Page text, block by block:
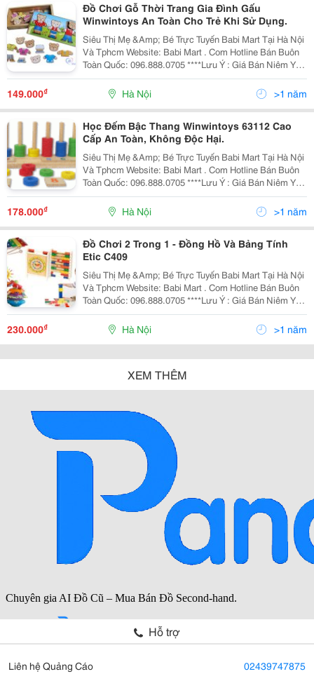
Đồ Chơi Gỗ Thời Trang Gia Đình Gấu
Winwintoys An Toàn Cho Trẻ Khi Sử Dụng.
Siêu Thị Mẹ &Amp; Bé Trực Tuyến Babi Mart Tại Hà Nội
Và Tphcm Website: Babi Mart . Com Hotline Bán Buôn
Toàn Quốc: 096.888.0705 ****Lưu Ý : Giá Bán Niêm Yết
Là Giá Bán Tại Hà Nội, Giá Tại Hồ Chí Minh Có Thể Cao
Hoặc Thấp Hơn Giá Bán Tại
149.000₫ Hà Nội >1 năm
Học Đếm Bậc Thang Winwintoys 63112 Cao
Cấp An Toàn, Không Độc Hại.
Siêu Thị Mẹ &Amp; Bé Trực Tuyến Babi Mart Tại Hà Nội
Và Tphcm Website: Babi Mart . Com Hotline Bán Buôn
Toàn Quốc: 096.888.0705 ****Lưu Ý : Giá Bán Niêm Yết
Là Giá Bán Tại Hà Nội, Giá Tại Hồ Chí Minh Có Thể Cao
Hoặc Thấp Hơn Giá Bán Tại
178.000₫ Hà Nội >1 năm
Đồ Chơi 2 Trong 1 - Đồng Hồ Và Bảng Tính
Etic C409
Siêu Thị Mẹ &Amp; Bé Trực Tuyến Babi Mart Tại Hà Nội
Và Tphcm Website: Babi Mart . Com Hotline Bán Buôn
Toàn Quốc: 096.888.0705 ****Lưu Ý : Giá Bán Niêm Yết
Là Giá Bán Tại Hà Nội, Giá Tại Hồ Chí Minh Có Thể Cao
Hoặc Thấp Hơn Giá Bán Tại
230.000₫ Hà Nội >1 năm
XEM THÊM
Hỗ trợ
Liên hệ Quảng Cáo 02439747875